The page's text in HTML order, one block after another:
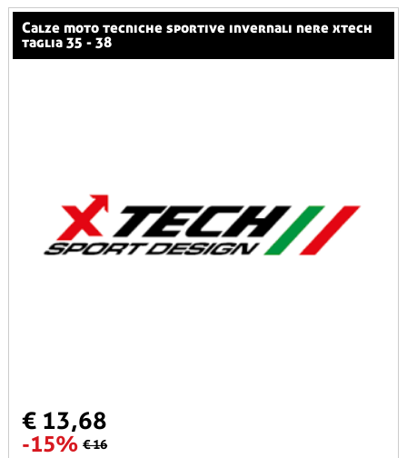
calze moto tecniche sportive invernali nere xtech
taglia 35 - 38
€ 13,68
-15% € 16